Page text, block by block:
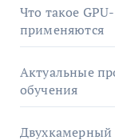
Что такое
применяются
Актуальные
обучения
Двухкамерный